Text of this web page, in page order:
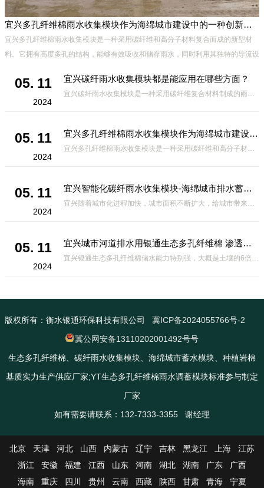
宜兴多孔纤维棉雨水收集模块作为海绵城市建设中的一种创新材料
宜兴多孔纤维棉雨水收集模块是一种采用碳纤维和高分子材料复合而成的新型材
料。它拥有高度多孔的结构，能够有效吸收和储存雨水，同时利用其独特的导流设
05. 11
2024
宜兴碳纤雨水收集模块都是能应用在哪些方面？
宜兴碳纤雨水收集模块是一种采用碳纤维复合材料制成的雨水收集装置，具有*、环保、可持续等诸多优点。这种模块的设计独特，结构轻巧且强度高，耐腐蚀，能够在各种环境条件下稳定运行。其广泛的应用领域不仅体现在城市规
05. 11
2024
宜兴多孔纤维棉雨水收集模块作为海绵城市建设中的一种创新材料
宜兴多孔纤维棉雨水收集模块是一种采用碳纤维和高分子材料复合而成的新型材料。它拥有高度多孔的结构，能够有效吸收和储存雨水，同时利用其独特的导流设计，将雨水迅速排出，有效防止城市内涝的发生。此外，该材料还具有
05. 11
2024
宜兴智能化碳纤雨水收集模块-海绵城市排水蓄水系统的优选项
宜兴随着城市化进程加快，城市面积不断扩大，给城市带来的问题也随之增加。其中之一就是水资源的短缺。雨水收集是一种解决城市水资源短缺的有效途径。在雨水收集技术中，智能化碳纤雨水收集模块的出现，为解决城市水资源
05. 11
2024
宜兴城市河道排水用银通生态多孔纤维棉 渗透性好重量轻
宜兴银通生态多孔纤维棉储水能力特别强，大概是土壤的6倍，所以在下暴雨或者是严重的雨雪天气时，能将降水量很好的吸收掉，到了天气晴朗之后又会将这些水分蒸发到空气中。这种材料在绿化环保上能起到很大的作用，能够大
版权所有：衡水银通环保科技有限公司
冀ICP备2024055766号-2
冀公网安备13110202001492号号
生态多孔纤维棉、碳纤雨水收集模块、海绵城市蓄水模块、种植岩棉
基质实力生产供应厂家;YT生态多孔纤维棉雨水调蓄模块标准参与制定
厂家
如有需要请联系：132-7333-3355 谢经理
北京 天津 河北 山西 内蒙古 辽宁 吉林 黑龙江 上海
江苏
浙江
安徽 福建 江西 山东 河南 湖北 湖南 广东
广西
海南
重庆 四川 贵州 云南 西藏 陕西 甘肃 青海 宁夏